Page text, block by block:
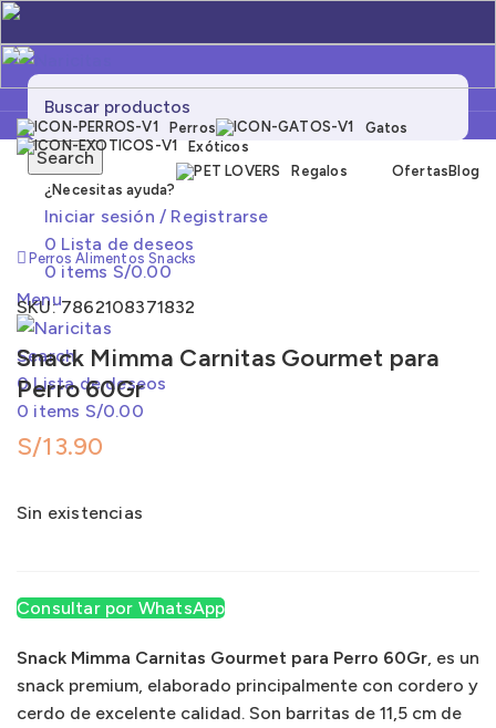
Search
¿Necesitas ayuda?
Iniciar sesión / Registrarse
0 Lista de deseos
0 items S/0.00
Menu
Search
0Lista de deseos
0 items S/0.00
Perros
Gatos
Exóticos
Regalos
Ofertas Blog
Click to enlarge
PerrosAlimentosSnacks
SKU:7862108371832
Snack Mimma Carnitas Gourmet para
Perro 60Gr
S/13.90
Sin existencias
Consultar por WhatsApp
Snack Mimma Carnitas Gourmet para Perro 60Gr , es un
snack premium, elaborado principalmente con cordero y
cerdo de excelente calidad. Son barritas de 11,5 cm de